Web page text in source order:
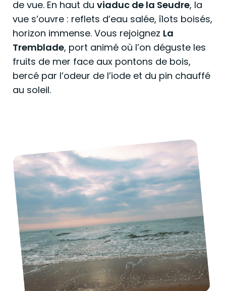
de vue. En haut du viaduc de la Seudre, la
vue s’ouvre : reflets d’eau salée, îlots boisés,
horizon immense. Vous rejoignez La
Tremblade, port animé où l’on déguste les
fruits de mer face aux pontons de bois,
bercé par l’odeur de l’iode et du pin chauffé
au soleil.